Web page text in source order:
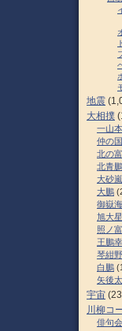
地震
大相撲
一山
仲の国
北の
北青
大砂嵐
大鵬
御嶽海
旭大
照ノ
王鵬
琴紺
白鵬
矢後
宇宙
川柳コ
俳句会